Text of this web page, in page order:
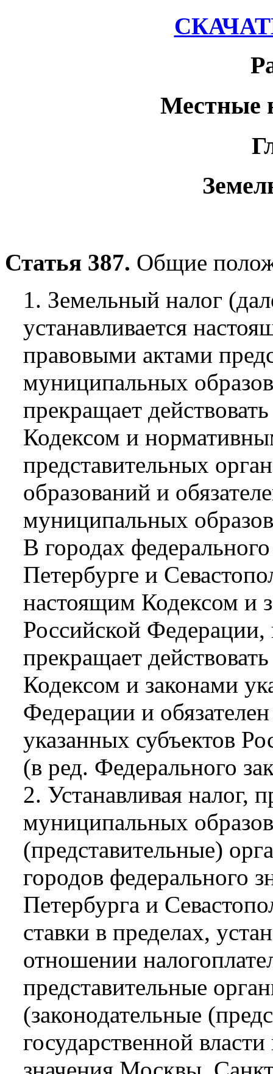
Местные
Статья 387. Общие
1. Земельный налог
устанавливается
правовыми актами
муниципальных
прекращает
Кодексом и
представительных
образований и
муниципальных
В городах
Петербурге и
настоящим Кодексом и
Российской Федерации,
прекращает
Кодексом и законами
Федерации и
указанных субъектов
(в ред. Федерального
2. Устанавливая налог,
муниципальных
(представительные)
городов федерального
Петербурга и
ставки в пределах,
отношении
представительные
(законодательные
государственной